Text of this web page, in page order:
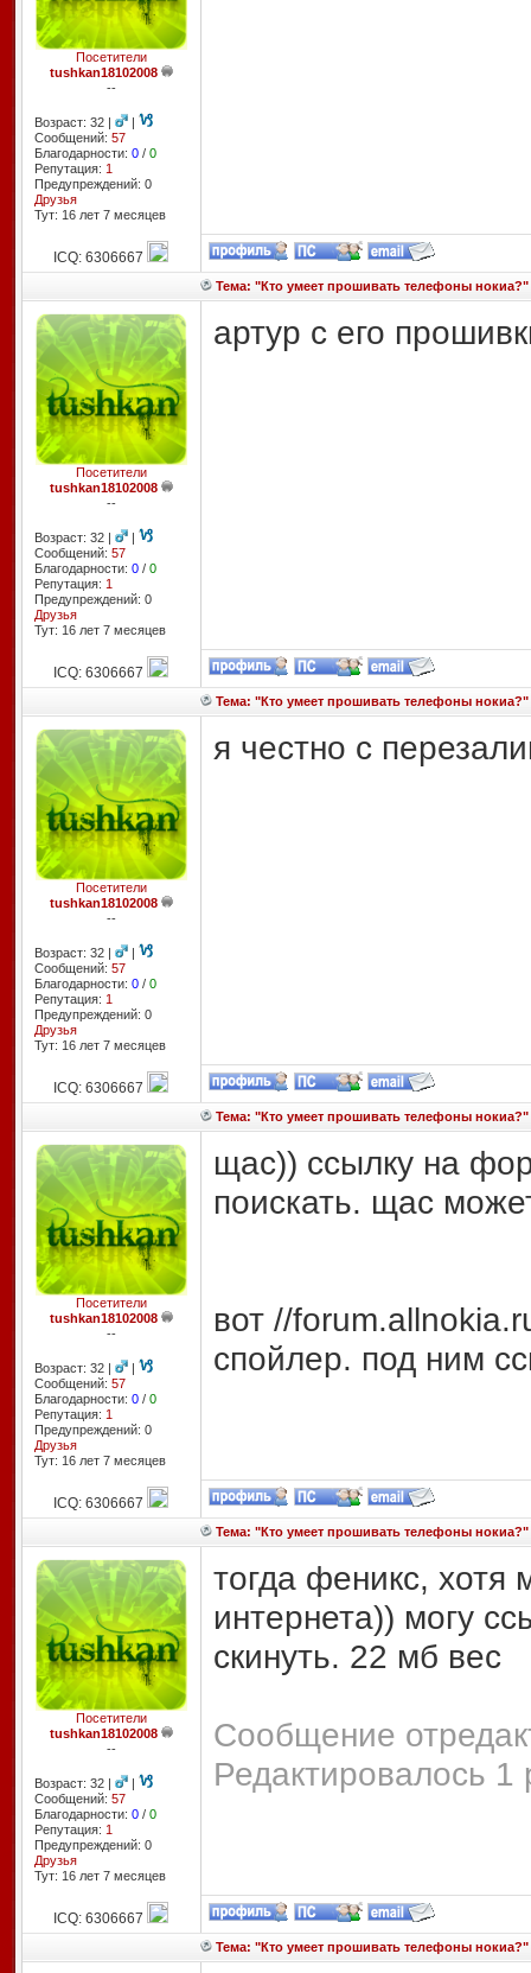
Посетители
tushkan18102008
--
Возраст: 32 |
|
Сообщений: 57
Благодарности: 0/ 0
Репутация: 1
Предупреждений: 0
Друзья
Тут: 16 лет 7 месяцев
ICQ: 6306667
Тема: "Кто умеет прошивать телефоны нокиа?"
Посетители
tushkan18102008
--
Возраст: 32 |
|
Сообщений: 57
Благодарности: 0/ 0
Репутация: 1
Предупреждений: 0
Друзья
Тут: 16 лет 7 месяцев
артур с его
ICQ: 6306667
Тема: "Кто умеет прошивать телефоны нокиа?"
Посетители
tushkan18102008
--
Возраст: 32 |
|
Сообщений: 57
Благодарности: 0/ 0
Репутация: 1
Предупреждений: 0
Друзья
Тут: 16 лет 7 месяцев
я честно с
ICQ: 6306667
Тема: "Кто умеет прошивать телефоны нокиа?"
Посетители
tushkan18102008
--
Возраст: 32 |
|
Сообщений: 57
Благодарности: 0/ 0
Репутация: 1
Предупреждений: 0
Друзья
Тут: 16 лет 7 месяцев
щас)) ссылку на
поискать. щас
вот //
спойлер. под ним
ICQ: 6306667
Тема: "Кто умеет прошивать телефоны нокиа?"
Посетители
tushkan18102008
--
Возраст: 32 |
|
Сообщений: 57
Благодарности: 0/ 0
Репутация: 1
Предупреждений: 0
Друзья
Тут: 16 лет 7 месяцев
тогда феникс,
интернета)) могу
скинуть. 22 мб вес
Сообщение
Редактировалось 1
ICQ: 6306667
Тема: "Кто умеет прошивать телефоны нокиа?"